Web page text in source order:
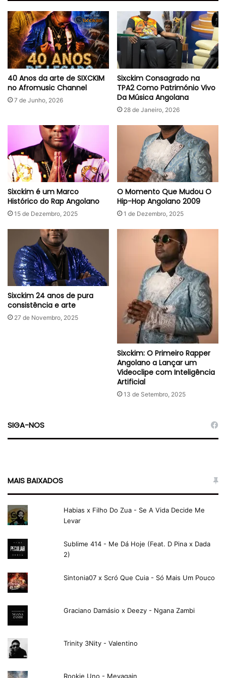
40 Anos da arte de SIXCKIM
no Afromusic Channel
7 de Junho, 2026
Sixckim Consagrado na
TPA2 Como Património Vivo
Da Música Angolana
28 de Janeiro, 2026
Sixckim é um Marco
Histórico do Rap Angolano
15 de Dezembro, 2025
O Momento Que Mudou O
Hip-Hop Angolano 2009
1 de Dezembro, 2025
Sixckim 24 anos de pura
consistência e arte
27 de Novembro, 2025
Sixckim: O Primeiro Rapper
Angolano a Lançar um
Videoclipe com Inteligência
Artificial
13 de Setembro, 2025
SIGA-NOS
MAIS BAIXADOS
Habias x Filho Do Zua - Se A Vida Decide Me
Levar
Sublime 414 - Me Dá Hoje (Feat. D Pina x Dada
2)
Sintonia07 x Scró Que Cuia - Só Mais Um Pouco
Graciano Damásio x Deezy - Ngana Zambi
Trinity 3Nity - Valentino
Rookie Uno - Meyagain